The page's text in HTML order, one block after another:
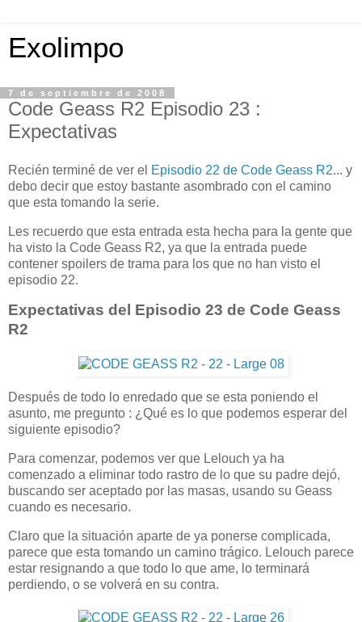
Exolimpo
7 de septiembre de 2008
Code Geass R2 Episodio 23 :
Expectativas
Recién terminé de ver el Episodio 22 de Code Geass R2... y
debo decir que estoy bastante asombrado con el camino
que esta tomando la serie.
Les recuerdo que esta entrada esta hecha para la gente que
ha visto la Code Geass R2, ya que la entrada puede
contener spoilers de trama para los que no han visto el
episodio 22.
Expectativas del Episodio 23 de Code Geass
R2
Después de todo lo enredado que se esta poniendo el
asunto, me pregunto : ¿Qué es lo que podemos esperar del
siguiente episodio?
Para comenzar, podemos ver que Lelouch ya ha
comenzado a eliminar todo rastro de lo que su padre dejó,
buscando ser aceptado por las masas, usando su Geass
cuando es necesario.
Claro que la situación aparte de ya ponerse complicada,
parece que esta tomando un camino trágico. Lelouch parece
estar resignando a que todo lo que ame, lo terminará
perdiendo, o se volverá en su contra.